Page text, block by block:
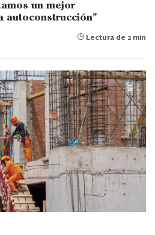
un mejor
autoconstrucción”
Lectura de 2 min